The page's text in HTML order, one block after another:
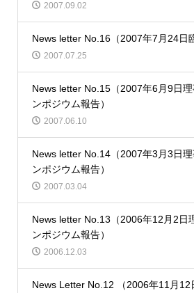
2007.09.02
News letter No.16（2007年7月24日
2007.07.25
News letter No.15（2007年6月9日
ンポジウム報告）
2007.06.10
News letter No.14（2007年3月3日
ンポジウム報告）
2007.03.04
News letter No.13（2006年12月2日
ンポジウム報告）
2006.12.03
News Letter No.12 （2006年11月12